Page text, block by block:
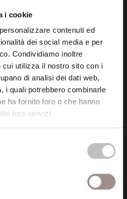
i cookie
contenuti ed
dei social media e per
Condividiamo inoltre
cui utilizza il nostro sito con i
di analisi dei dati web,
i quali potrebbero combinarle
ha fornito loro o che hanno
loro servizi.
Collegio San Carlo
Carlo 5
Modena (MO)